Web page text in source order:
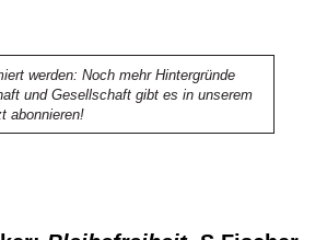
werden: Noch mehr Hintergründe
und Gesellschaft gibt es in unserem
abonnieren!